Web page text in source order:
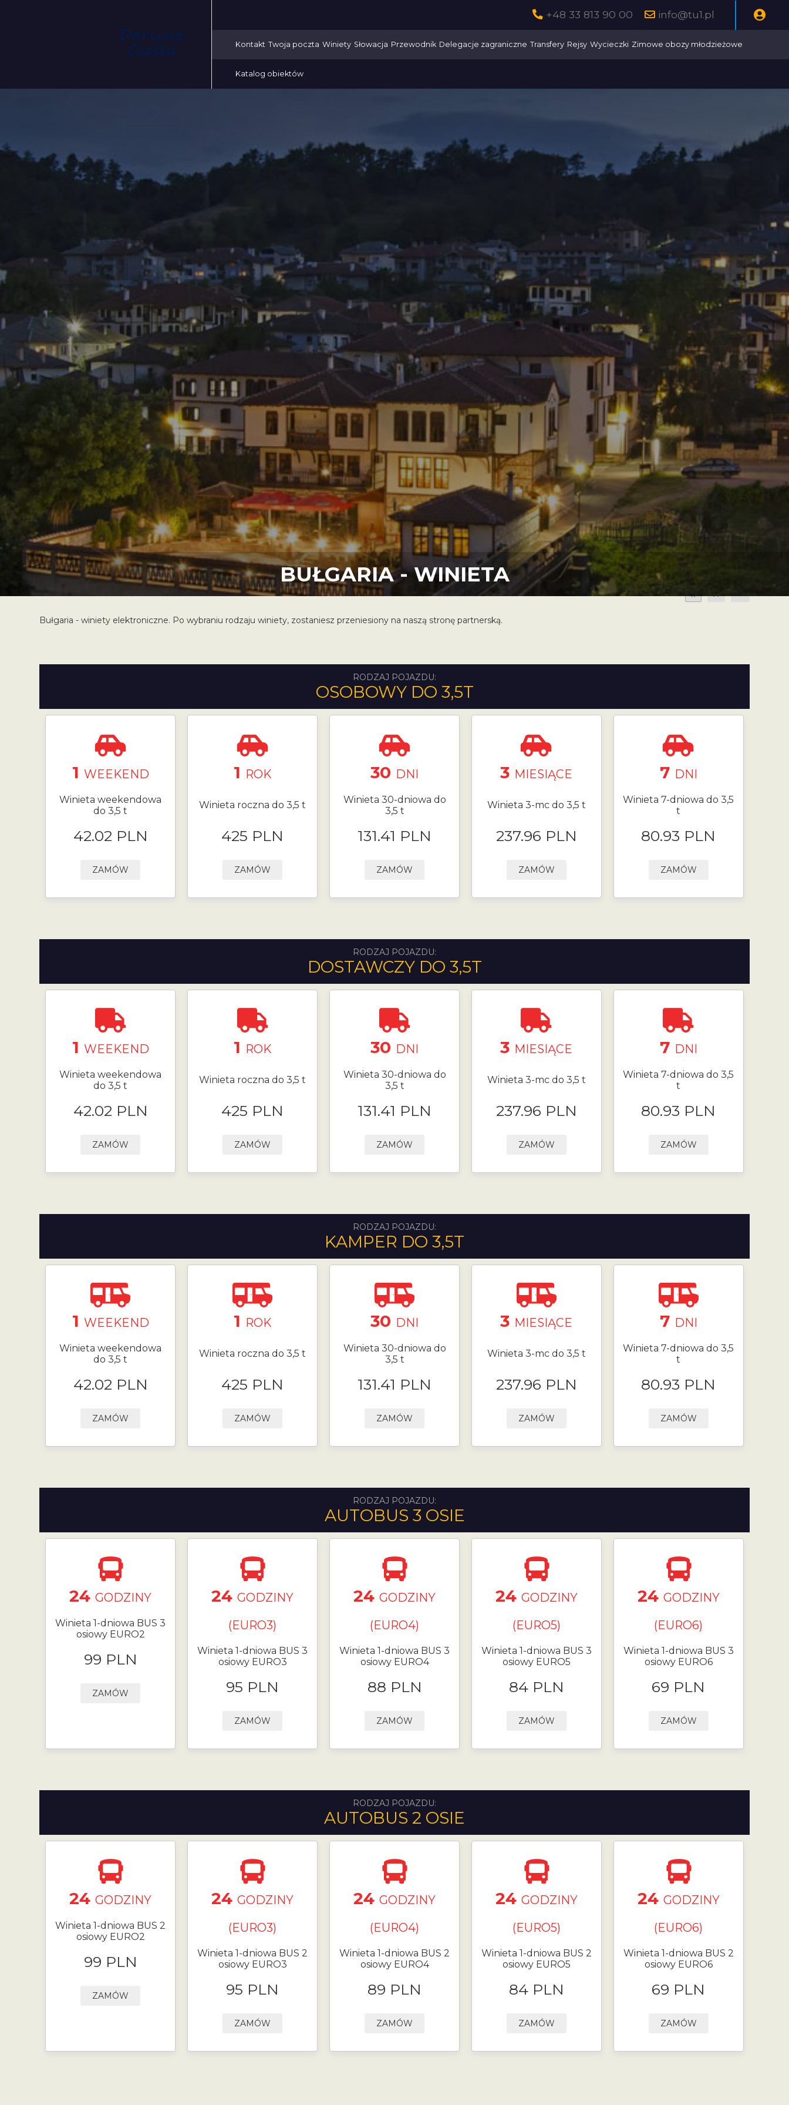
+48 33 813 90 00 info@tu1.pl
Kontakt Twoja poczta Winiety Słowacja Przewodnik Delegacje zagraniczne Transfery Rejsy Wycieczki Zimowe obozy młodzieżowe
Katalog obiektów
BUŁGARIA - WINIETA
A A
Bułgaria - winiety elektroniczne. Po wybraniu rodzaju winiety, zostaniesz przeniesiony na naszą stronę partnerską.
RODZAJ POJAZDU:
OSOBOWY DO 3,5T
1 WEEKEND
Winieta weekendowa
do 3,5 t
42.02 PLN
ZAMÓW
1 ROK
Winieta roczna do 3,5 t
425 PLN
ZAMÓW
30 DNI
Winieta 30-dniowa do
3,5 t
131.41 PLN
ZAMÓW
3 MIESIĄCE
Winieta 3-mc do 3,5 t
237.96 PLN
ZAMÓW
7 DNI
Winieta 7-dniowa do 3,5
t
80.93 PLN
ZAMÓW
RODZAJ POJAZDU:
DOSTAWCZY DO 3,5T
1 WEEKEND
Winieta weekendowa
do 3,5 t
42.02 PLN
ZAMÓW
1 ROK
Winieta roczna do 3,5 t
425 PLN
ZAMÓW
30 DNI
Winieta 30-dniowa do
3,5 t
131.41 PLN
ZAMÓW
3 MIESIĄCE
Winieta 3-mc do 3,5 t
237.96 PLN
ZAMÓW
7 DNI
Winieta 7-dniowa do 3,5
t
80.93 PLN
ZAMÓW
RODZAJ POJAZDU:
KAMPER DO 3,5T
1 WEEKEND
Winieta weekendowa
do 3,5 t
42.02 PLN
ZAMÓW
1 ROK
Winieta roczna do 3,5 t
425 PLN
ZAMÓW
30 DNI
Winieta 30-dniowa do
3,5 t
131.41 PLN
ZAMÓW
3 MIESIĄCE
Winieta 3-mc do 3,5 t
237.96 PLN
ZAMÓW
7 DNI
Winieta 7-dniowa do 3,5
t
80.93 PLN
ZAMÓW
RODZAJ POJAZDU:
AUTOBUS 3 OSIE
24GODZINY
Winieta 1-dniowa BUS 3
osiowy EURO2
99 PLN
ZAMÓW
24GODZINY
(EURO3)
Winieta 1-dniowa BUS 3
osiowy EURO3
95 PLN
ZAMÓW
24 GODZINY
(EURO4)
Winieta 1-dniowa BUS 3
osiowy EURO4
88 PLN
ZAMÓW
24 GODZINY
(EURO5)
Winieta 1-dniowa BUS 3
osiowy EURO5
84 PLN
ZAMÓW
24 GODZINY
(EURO6)
Winieta 1-dniowa BUS 3
osiowy EURO6
69 PLN
ZAMÓW
RODZAJ POJAZDU:
AUTOBUS 2 OSIE
24GODZINY
Winieta 1-dniowa BUS 2
osiowy EURO2
99 PLN
ZAMÓW
24GODZINY
(EURO3)
Winieta 1-dniowa BUS 2
osiowy EURO3
95 PLN
ZAMÓW
24 GODZINY
(EURO4)
Winieta 1-dniowa BUS 2
osiowy EURO4
89 PLN
ZAMÓW
24 GODZINY
(EURO5)
Winieta 1-dniowa BUS 2
osiowy EURO5
84 PLN
ZAMÓW
24 GODZINY
(EURO6)
Winieta 1-dniowa BUS 2
osiowy EURO6
69 PLN
ZAMÓW